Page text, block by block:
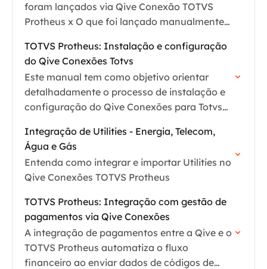
foram lançados via Qive Conexão TOTVS
Protheus x O que foi lançado manualmente
TOTVS Protheus: Instalação e configuração
do Qive Conexões Totvs
Este manual tem como objetivo orientar
detalhadamente o processo de instalação e
configuração do Qive Conexões para Totvs
Integração de Utilities - Energia, Telecom,
Água e Gás
Entenda como integrar e importar Utilities no
Qive Conexões TOTVS Protheus
TOTVS Protheus: Integração com gestão de
pagamentos via Qive Conexões
A integração de pagamentos entre a Qive e o
TOTVS Protheus automatiza o fluxo
financeiro ao enviar dados de códigos de